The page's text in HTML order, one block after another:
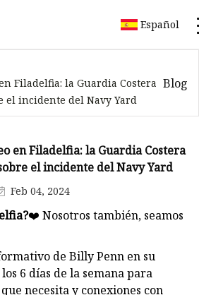
Español
Filadelfia: la Guardia Costera
el incidente del Navy Yard
Blog
en Filadelfia: la Guardia Costera
el incidente del Navy Yard
Feb 04, 2024
❤️ Nosotros también, seamos
de Billy Penn en su
6 días de la semana para
necesita y conexiones con